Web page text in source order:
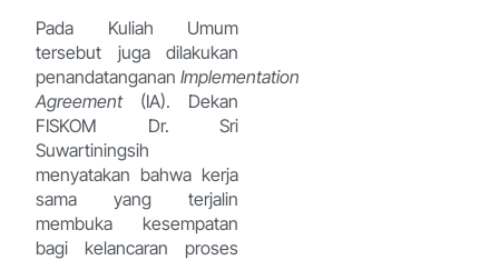
Pada Kuliah Umum
tersebut juga dilakukan
penandatangananImplementation
Agreement (IA). Dekan
FISKOM Dr. Sri
Suwartiningsih
menyatakan bahwa kerja
sama yang terjalin
membuka kesempatan
bagi kelancaran proses